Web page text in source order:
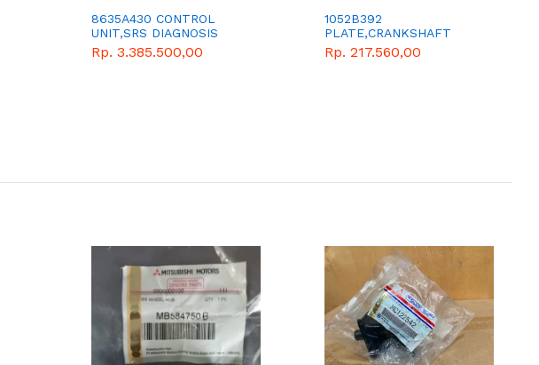
8635A430 CONTROL
UNIT,SRS DIAGNOSIS
Rp. 3.385.500,00
1052B392
PLATE,CRANKSHAFT
THRUST
Rp. 217.560,00